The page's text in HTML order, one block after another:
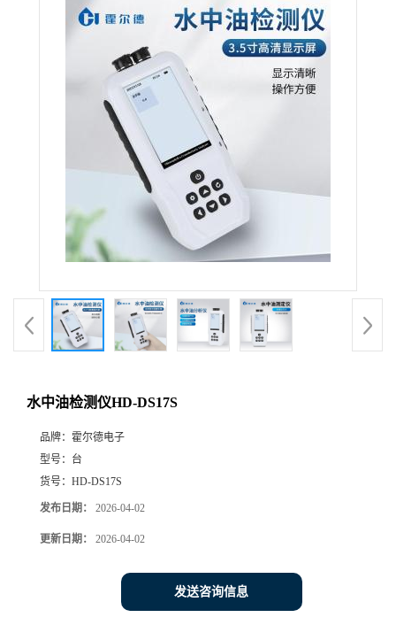
水中油检测仪HD-DS17S
品牌： 霍尔德电子
型号： 台
货号： HD-DS17S
发布日期： 2026-04-02
更新日期： 2026-04-02
发送咨询信息